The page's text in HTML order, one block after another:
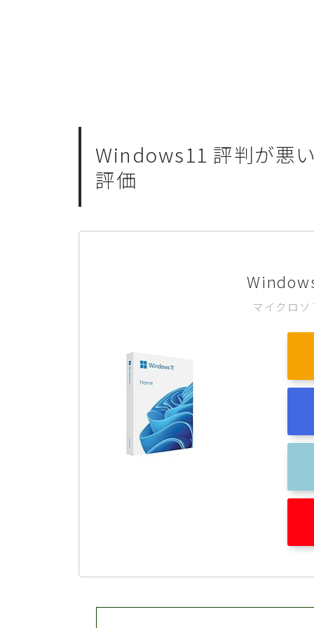
Windows11 評判が悪
評価
マイクロ